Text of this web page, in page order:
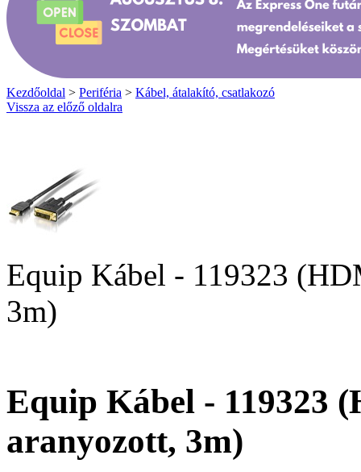
Kezdőoldal > Periféria > Kábel, átalakító, csatlakozó
Vissza az előző oldalra
Equip Kábel - 119323
3m)
Equip Kábel - 119323
aranyozott, 3m)